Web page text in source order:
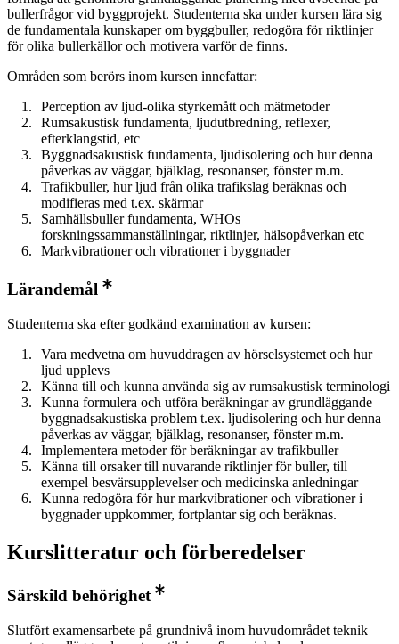
bullerfrågor vid byggprojekt. Studenterna ska under kursen lära sig
de fundamentala kunskaper om byggbuller, redogöra för riktlinjer
för olika bullerkällor och motivera varför de finns.
Områden som berörs inom kursen innefattar:
Perception av ljud-olika styrkemått och mätmetoder
Rumsakustisk fundamenta, ljudutbredning, reflexer,
efterklangstid, etc
Byggnadsakustisk fundamenta, ljudisolering och hur denna
påverkas av väggar, bjälklag, resonanser, fönster m.m.
Trafikbuller, hur ljud från olika trafikslag beräknas och
modifieras med t.ex. skärmar
Samhällsbuller fundamenta, WHOs
forskningssammanställningar, riktlinjer, hälsopåverkan etc
Markvibrationer och vibrationer i byggnader
Lärandemål
Studenterna ska efter godkänd examination av kursen:
Vara medvetna om huvuddragen av hörselsystemet och hur
ljud upplevs
Känna till och kunna använda sig av rumsakustisk terminologi
Kunna formulera och utföra beräkningar av grundläggande
byggnadsakustiska problem t.ex. ljudisolering och hur denna
påverkas av väggar, bjälklag, resonanser, fönster m.m.
Implementera metoder för beräkningar av trafikbuller
Känna till orsaker till nuvarande riktlinjer för buller, till
exempel besvärsupplevelser och medicinska anledningar
Kunna redogöra för hur markvibrationer och vibrationer i
byggnader uppkommer, fortplantar sig och beräknas.
Kurslitteratur och förberedelser
Särskild behörighet
Slutfört examensarbete på grundnivå inom huvudområdet teknik